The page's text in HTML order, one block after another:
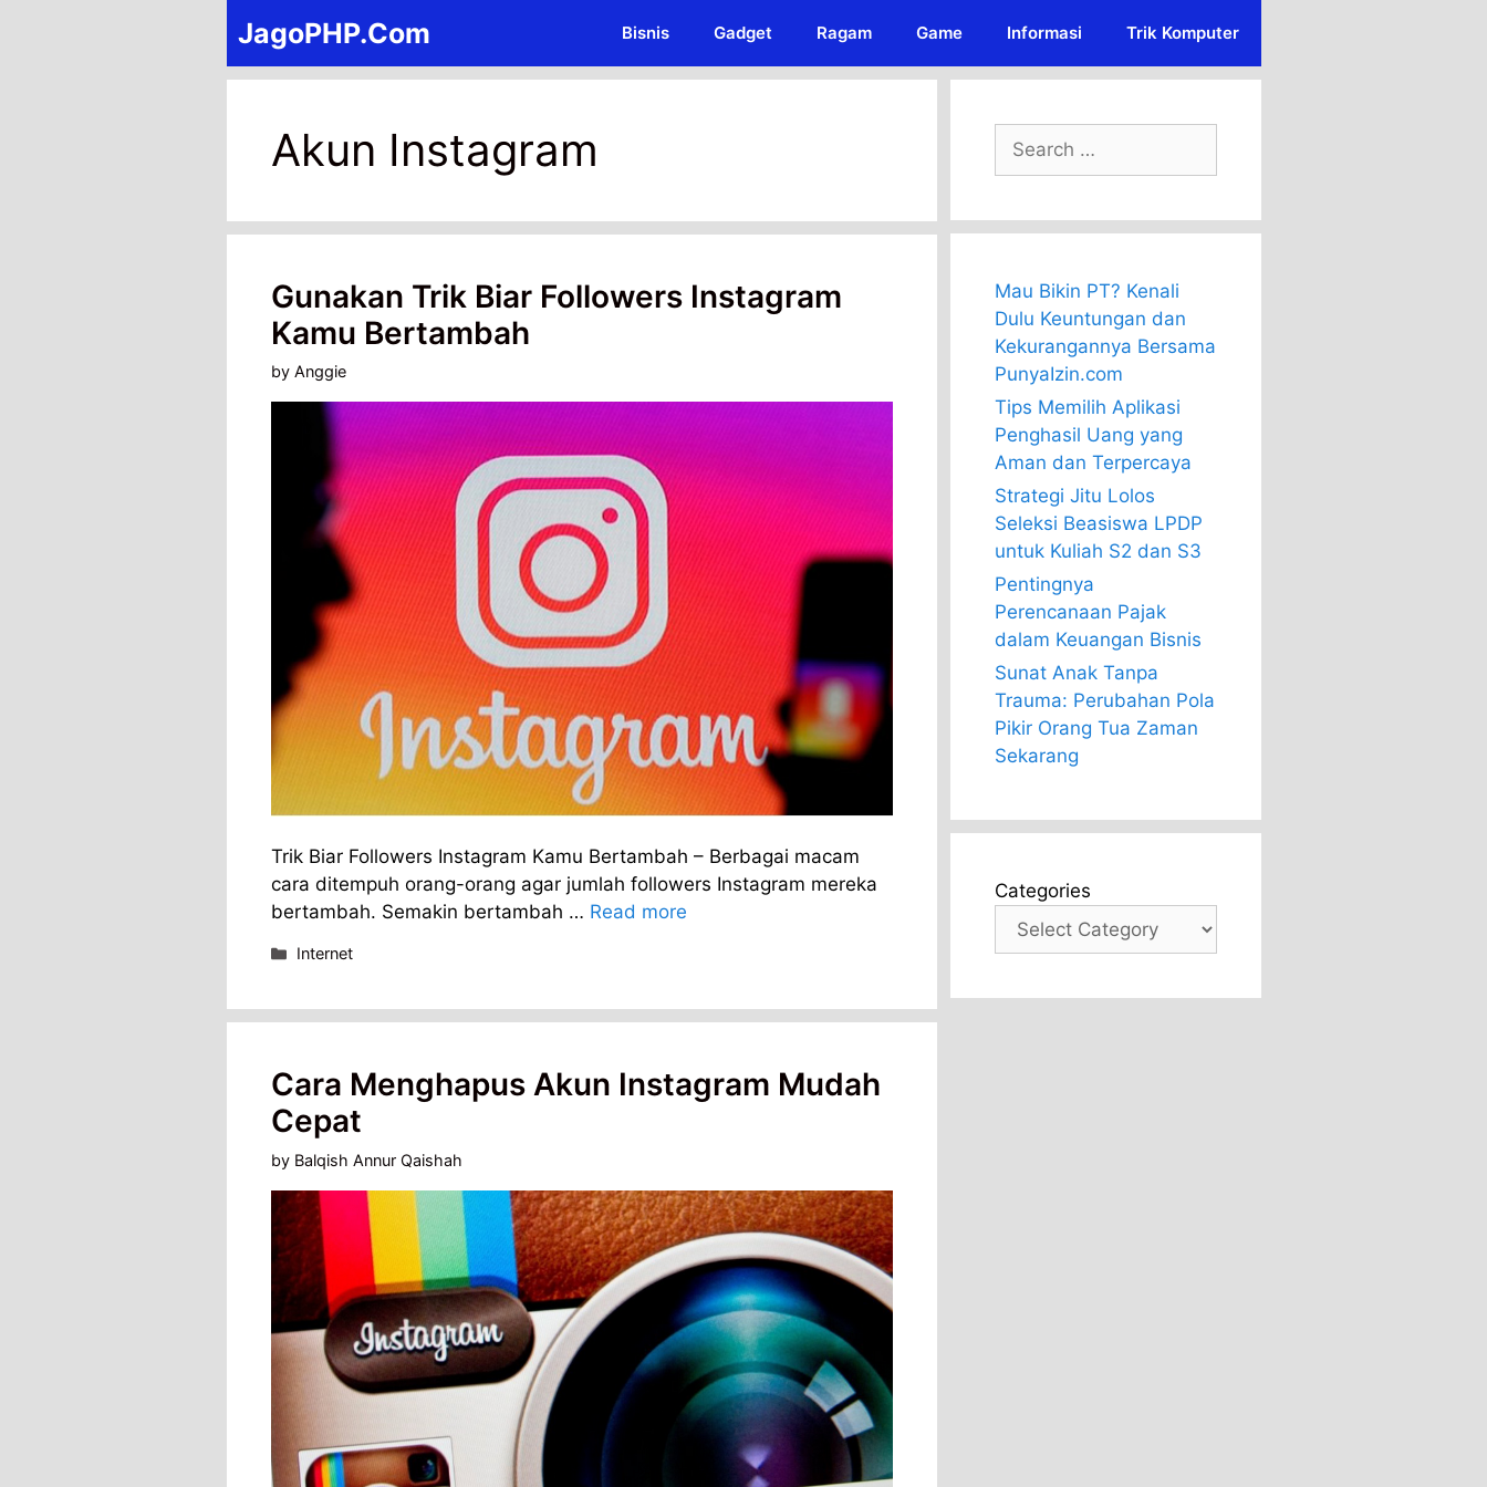
JagoPHP.Com Bisnis Gadget Ragam Game Informasi Trik Komputer
Akun Instagram
Gunakan Trik Biar Followers Instagram
Kamu Bertambah
by Anggie
Trik Biar Followers Instagram Kamu Bertambah – Berbagai macam
cara ditempuh orang-orang agar jumlah followers Instagram mereka
bertambah. Semakin bertambah … Read more
Categories
Internet
Cara Menghapus Akun Instagram Mudah
Cepat
by Balqish Annur Qaishah
Search
for:
Mau Bikin PT? Kenali
Dulu Keuntungan dan
Kekurangannya Bersama
PunyaIzin.com
Tips Memilih Aplikasi
Penghasil Uang yang
Aman dan Terpercaya
Strategi Jitu Lolos
Seleksi Beasiswa LPDP
untuk Kuliah S2 dan S3
Pentingnya
Perencanaan Pajak
dalam Keuangan Bisnis
Sunat Anak Tanpa
Trauma: Perubahan Pola
Pikir Orang Tua Zaman
Sekarang
Categories